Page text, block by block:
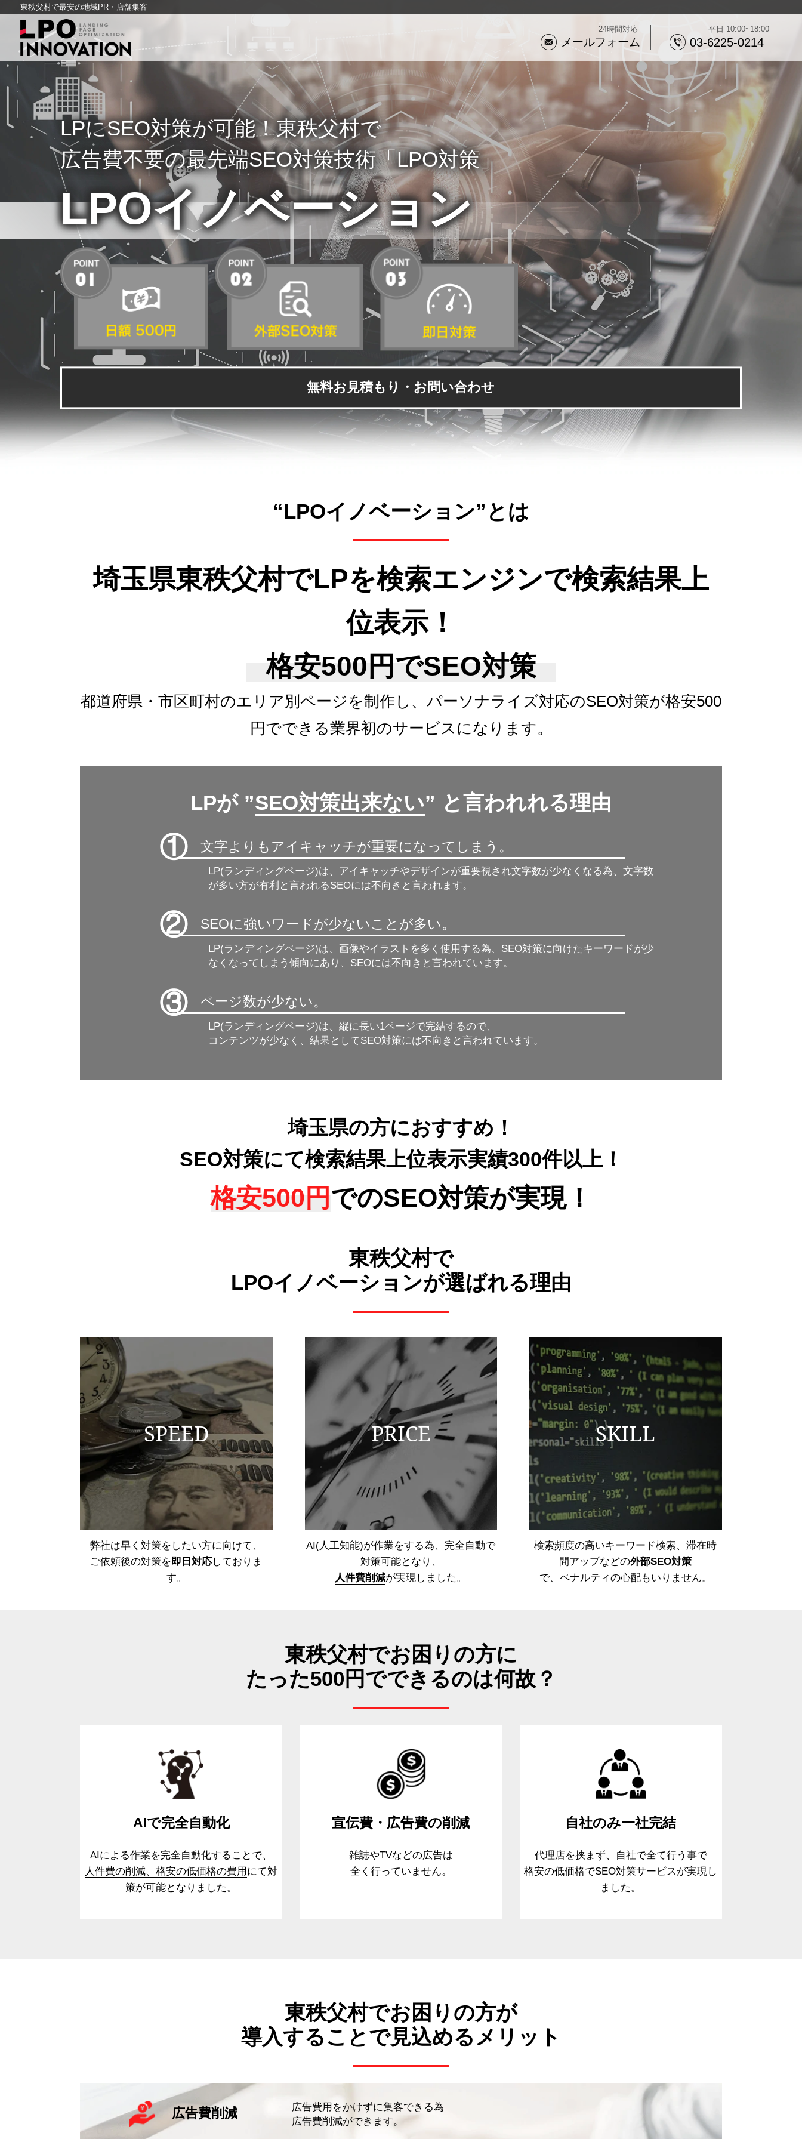
東秩父村で最安の地域PR・店舗集客
24時間対応
メールフォーム
平日 10:00~18:00
03-6225-0214
LPにSEO対策が可能！東秩父村で
広告費不要の最先端SEO対策技術「LPO対策」
LPOイノベーション
無料お見積もり・お問い合わせ
“LPOイノベーション”とは
埼玉県東秩父村でLPを検索エンジンで検索結果上
位表示！
格安500円でSEO対策
都道府県・市区町村のエリア別ページを制作し、 パーソナライズ対応のSEO対策が格安500
円でできる業界初のサービスになります。
LPが ”SEO対策出来ない” と言われれる理由
① 文字よりもアイキャッチが重要になってしまう。
LP(ランディングページ)は、アイキャッチやデザインが重要視され文字数が少なくなる為、文字数
が多い方が有利と言われるSEOには不向きと言われます。
② SEOに強いワードが少ないことが多い。
LP(ランディングページ)は、画像やイラストを多く使用する為、 SEO対策に向けたキーワードが少
なくなってしまう傾向にあり、SEOには不向きと言われています。
③ ページ数が少ない。
LP(ランディングページ)は、縦に長い1ページで完結するので、
コンテンツが少なく、結果としてSEO対策には不向きと言われています。
埼玉県の方におすすめ！
SEO対策にて検索結果上位表示実績300件以上！
格安500円でのSEO対策が実現！
東秩父村で
LPOイノベーションが選ばれる理由
SPEED
弊社は早く対策をしたい方に向けて、
ご依頼後の対策を即日対応しておりま
す。
PRICE
AI(人工知能)が作業をする為、 完全自動で
対策可能となり、
人件費削減が実現しました。
SKILL
検索頻度の高いキーワード検索、滞在時
間アップなどの外部SEO対策
で、ペナルティの心配もいりません。
東秩父村でお困りの方に
たった500円でできるのは何故？
AIで完全自動化
AIによる作業を完全自動化することで、
人件費の削減、格安の低価格の費用にて対
策が可能となりました。
宣伝費・広告費の削減
雑誌やTVなどの広告は
全く行っていません。
自社のみ一社完結
代理店を挟まず、自社で全て行う事で
格安の低価格でSEO対策サービスが実現し
ました。
東秩父村でお困りの方が
導入することで見込めるメリット
広告費削減
広告費用をかけずに集客できる為
広告費削減ができます。